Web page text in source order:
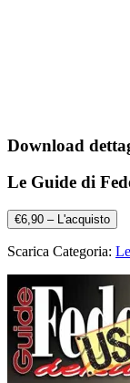
Download
Le Guide di
€6,90 – L'acquisto
Scarica Categoria: